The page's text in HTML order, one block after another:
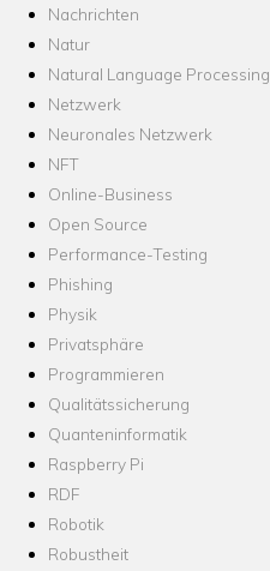
Nachrichten
Natur
Natural Language Processing
Netzwerk
Neuronales Netzwerk
NFT
Online-Business
Open Source
Performance-Testing
Phishing
Physik
Privatsphäre
Programmieren
Qualitätssicherung
Quanteninformatik
Raspberry Pi
RDF
Robotik
Robustheit